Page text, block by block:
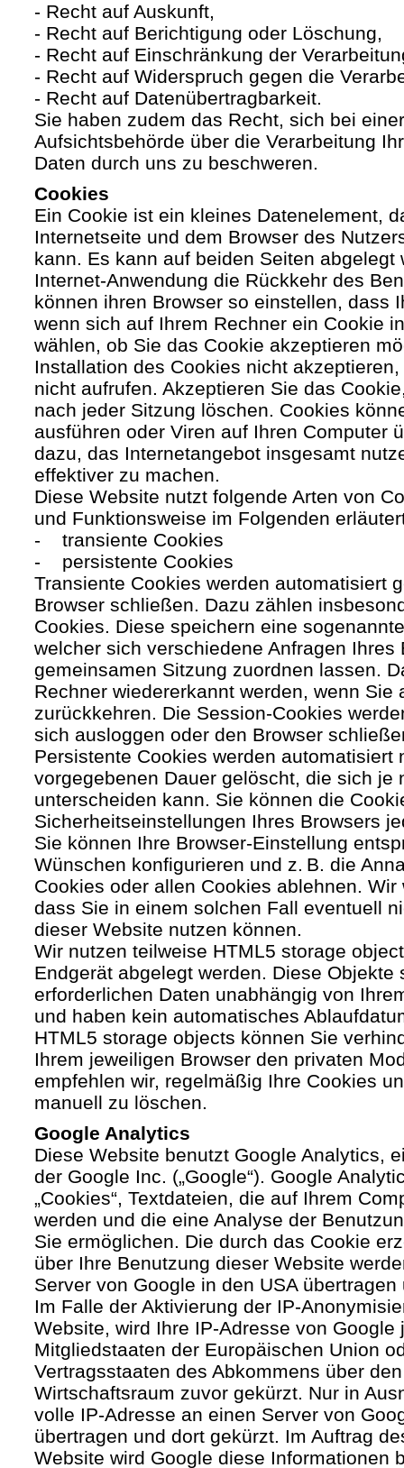
- Recht auf Auskunft,
- Recht auf Berichtigung oder Löschung,
- Recht auf Einschränkung der
- Recht auf Widerspruch gegen die
- Recht auf Datenübertragbarkeit.
Sie haben zudem das Recht, sich bei
Aufsichtsbehörde über die Verarbeitung
Daten durch uns zu beschweren.
Cookies
Ein Cookie ist ein kleines Datenelement,
Internetseite und dem Browser des
kann. Es kann auf beiden Seiten abgelegt
Internet-Anwendung die Rückkehr des
können ihren Browser so einstellen, dass
wenn sich auf Ihrem Rechner ein Cookie
wählen, ob Sie das Cookie akzeptieren
Installation des Cookies nicht
nicht aufrufen. Akzeptieren Sie das
nach jeder Sitzung löschen. Cookies
ausführen oder Viren auf Ihren Computer
dazu, das Internetangebot insgesamt
effektiver zu machen.
Diese Website nutzt folgende Arten von
und Funktionsweise im Folgenden
- transiente Cookies
- persistente Cookies
Transiente Cookies werden automatisiert
Browser schließen. Dazu zählen
Cookies. Diese speichern eine
welcher sich verschiedene Anfragen Ihres
gemeinsamen Sitzung zuordnen lassen.
Rechner wiedererkannt werden, wenn Sie
zurückkehren. Die Session-Cookies
sich ausloggen oder den Browser
Persistente Cookies werden automatisiert
vorgegebenen Dauer gelöscht, die sich je
unterscheiden kann. Sie können die
Sicherheitseinstellungen Ihres Browsers
Sie können Ihre Browser-Einstellung
Wünschen konfigurieren und z. B. die
Cookies oder allen Cookies ablehnen.
dass Sie in einem solchen Fall eventuell
dieser Website nutzen können.
Wir nutzen teilweise HTML5 storage
Endgerät abgelegt werden. Diese Objekte
erforderlichen Daten unabhängig von
und haben kein automatisches
HTML5 storage objects können Sie
Ihrem jeweiligen Browser den privaten
empfehlen wir, regelmäßig Ihre Cookies
manuell zu löschen.
Google Analytics
Diese Website benutzt Google Analytics,
der Google Inc. („Google“). Google
„Cookies“, Textdateien, die auf Ihrem
werden und die eine Analyse der
Sie ermöglichen. Die durch das Cookie
über Ihre Benutzung dieser Website
Server von Google in den USA
Im Falle der Aktivierung der IP-
Website, wird Ihre IP-Adresse von Google
Mitgliedstaaten der Europäischen Union
Vertragsstaaten des Abkommens über
Wirtschaftsraum zuvor gekürzt. Nur in
volle IP-Adresse an einen Server von
übertragen und dort gekürzt. Im Auftrag
Website wird Google diese Informationen